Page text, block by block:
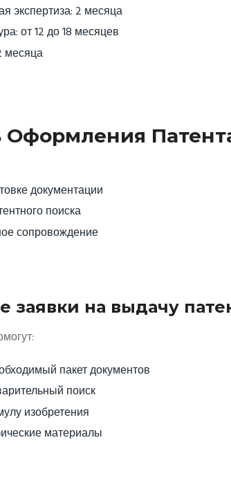
экспертиза: 2 месяца
от 12 до 18 месяцев
месяца
Оформления
документации
поиска
сопровождение
на выдачу
пакет документов
поиск
изобретения
материалы